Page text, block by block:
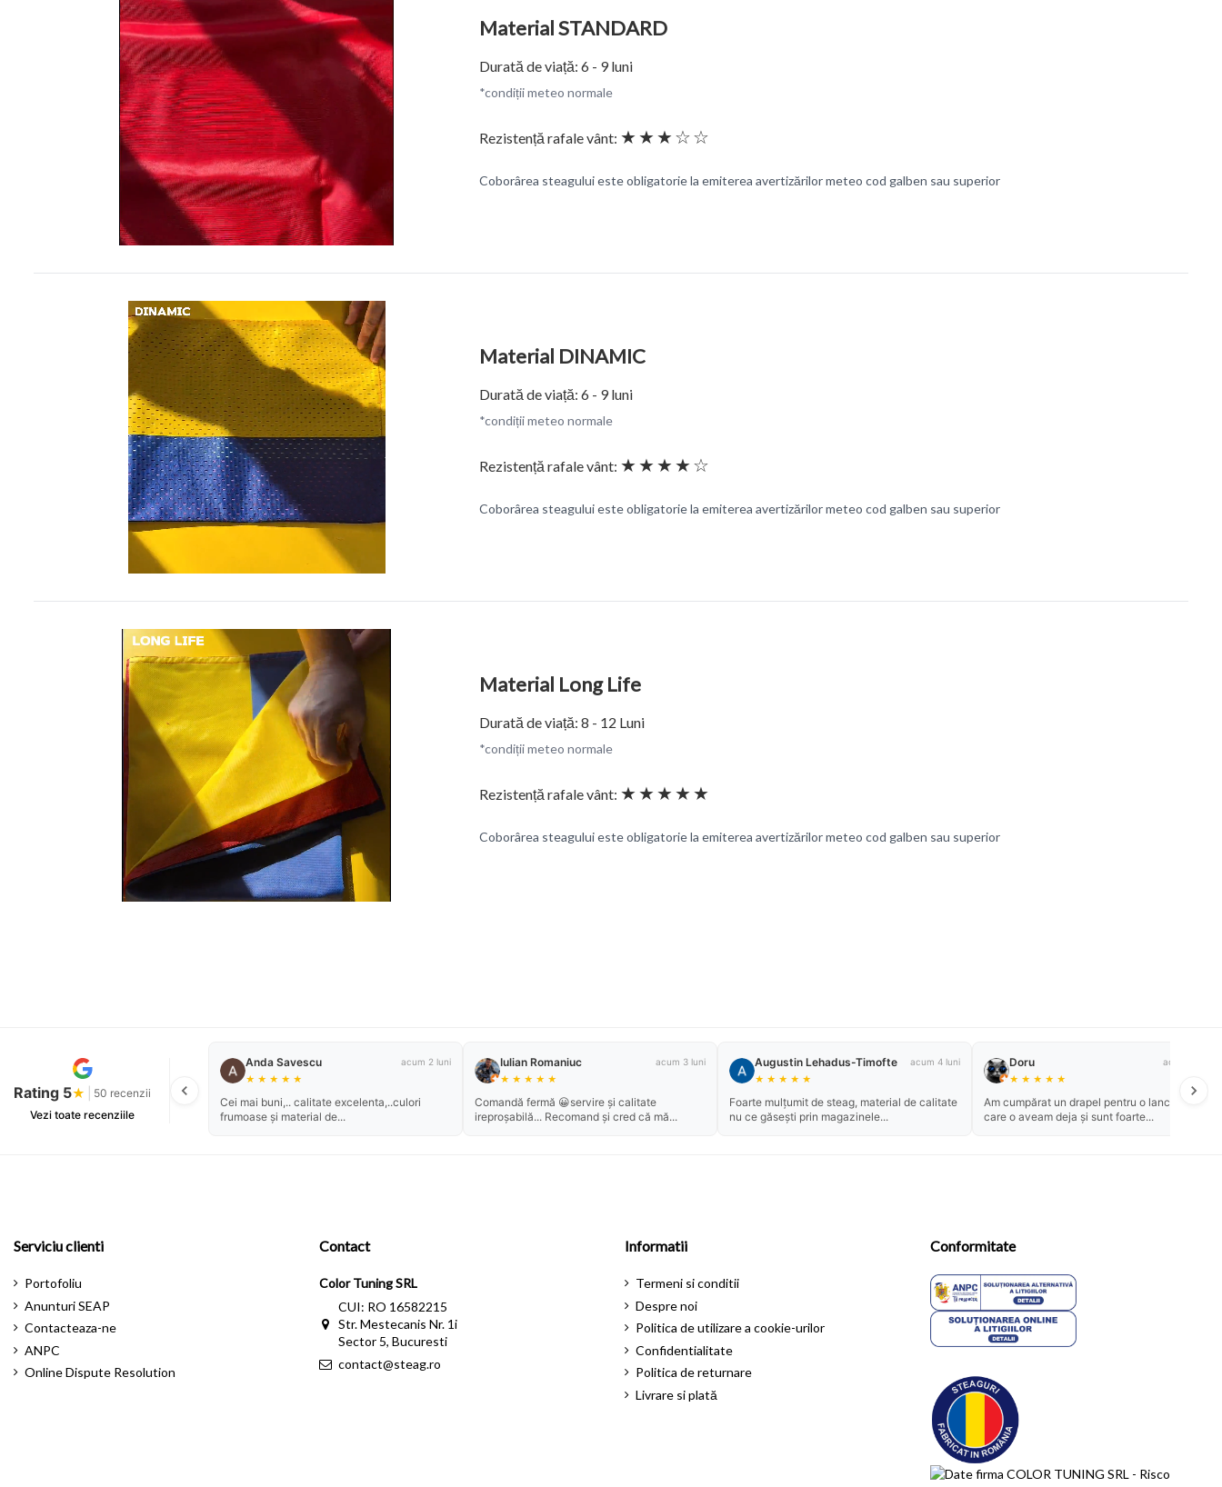
Material STANDARD
Durată de viață: 6 - 9 luni
*condiții meteo normale
Rezistență rafale vânt: ★★★☆☆
Coborârea steagului este obligatorie la emiterea avertizărilor meteo cod galben sau superior
Material DINAMIC
Durată de viață: 6 - 9 luni
*condiții meteo normale
Rezistență rafale vânt: ★★★★☆
Coborârea steagului este obligatorie la emiterea avertizărilor meteo cod galben sau superior
Material Long Life
Durată de viață: 8 - 12 Luni
*condiții meteo normale
Rezistență rafale vânt: ★★★★★
Coborârea steagului este obligatorie la emiterea avertizărilor meteo cod galben sau superior
Rating 5★
50 recenzii
Vezi toate recenziile
Anda Savescu
★ ★ ★ ★ ★
acum 2 luni
Cei mai buni,.. calitate excelenta,..culori
frumoase și material de...
Iulian Romaniuc
★ ★ ★ ★ ★
acum 3 luni
Comandă fermă 😀servire și calitate
ireproșabilă... Recomand și cred că mă...
Augustin Lehadus-Timofte
★ ★ ★ ★ ★
acum 4 luni
Foarte mulțumit de steag, material de calitate
nu ce găsești prin magazinele...
Doru
★ ★ ★ ★ ★
acum un an
Am cumpărat un drapel pentru o lance pe
care o aveam deja și sunt foarte...
Serviciu clienti
Portofoliu
Anunturi SEAP
Contacteaza-ne
ANPC
Online Dispute Resolution
Contact
Color Tuning SRL
CUI: RO 16582215
Str. Mestecanis Nr. 1i
Sector 5, Bucuresti
contact@steag.ro
Informatii
Termeni si conditii
Despre noi
Politica de utilizare a cookie-urilor
Confidentialitate
Politica de returnare
Livrare si plată
Conformitate